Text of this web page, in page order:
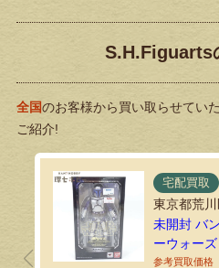
S.H.Figuarts
全国のお客様から買い取らせてい
ご紹介!
宅配買取
東京都荒
未開封 バ
ーウォー
ギュアを宅